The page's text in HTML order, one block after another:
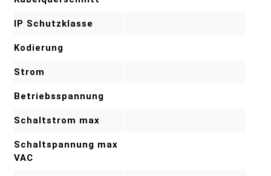
IP Schutzklasse
Kodierung
Strom
Betriebsspannung
Schaltstrom max
Schaltspannung max
VAC